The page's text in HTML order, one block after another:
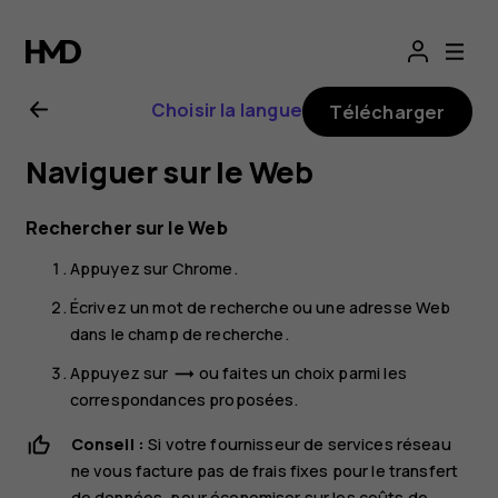
Guide
de
l'utilisateur
Nokia
G22
Choisir la langue Télécharger
Naviguer sur le Web
Rechercher sur le Web
Appuyez sur Chrome.
Écrivez un mot de recherche ou une adresse Web
dans le champ de recherche.
Appuyez sur trending_flat ou faites un choix parmi les
correspondances proposées.
Conseil : Si votre fournisseur de services réseau
ne vous facture pas de frais fixes pour le transfert